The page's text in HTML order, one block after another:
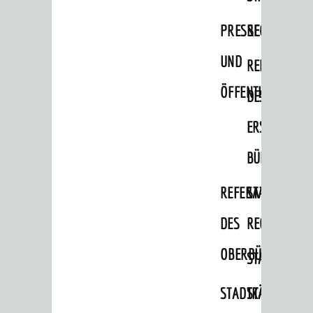
PRESSE-
UND REFERAT
DES
ERSTEN
REFERAT
DES
STABSSTELLE
RECHT
STADTKÄMMEREI
Vermiete doch an deine Stadt